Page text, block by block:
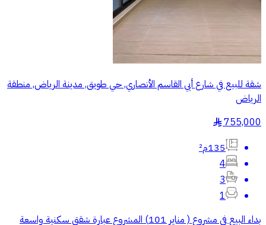
شقة للبيع في شارع أبي القاسم الأنصاري, حي طويق, مدينة الرياض, منطقة
الرياض
755,000
§
135م²
4
3
1
بداء البيع في مشروع ( مناير 101) المشروع عبارة شقق سكنية واسعة